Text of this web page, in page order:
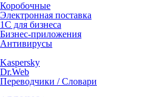
Коробочные
Электронная поставка
1С для бизнеса
Бизнес-приложения
Антивирусы
Kaspersky
Dr.Web
Переводчики / Словари